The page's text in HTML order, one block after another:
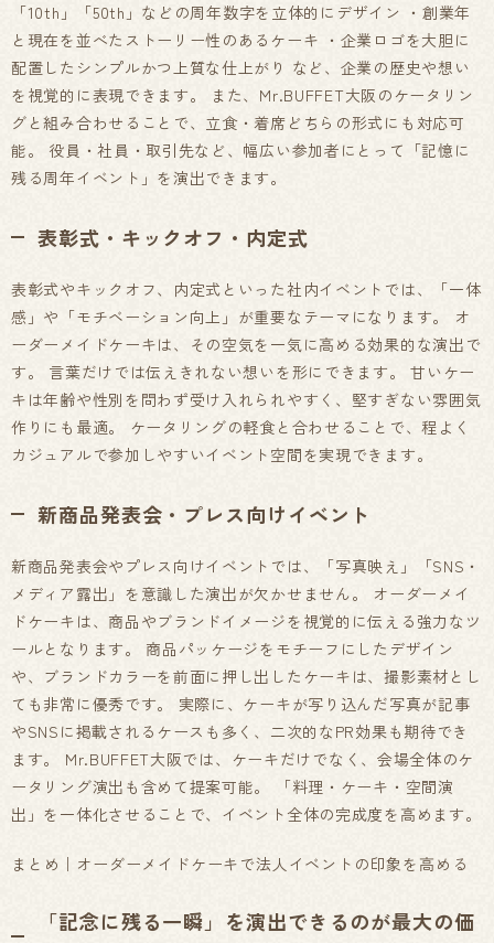
「10th」「50th」などの周年数字を立体的にデザイン ・創業年
と現在を並べたストーリー性のあるケーキ ・企業ロゴを大胆に
配置したシンプルかつ上質な仕上がり など、企業の歴史や想い
を視覚的に表現できます。 また、Mr.BUFFET大阪のケータリン
グと組み合わせることで、立食・着席どちらの形式にも対応可
能。 役員・社員・取引先など、幅広い参加者にとって「記憶に
残る周年イベント」を演出できます。
表彰式・キックオフ・内定式
表彰式やキックオフ、内定式といった社内イベントでは、「一体
感」や「モチベーション向上」が重要なテーマになります。 オ
ーダーメイドケーキは、その空気を一気に高める効果的な演出で
す。 言葉だけでは伝えきれない想いを形にできます。 甘いケー
キは年齢や性別を問わず受け入れられやすく、堅すぎない雰囲気
作りにも最適。 ケータリングの軽食と合わせることで、程よく
カジュアルで参加しやすいイベント空間を実現できます。
新商品発表会・プレス向けイベント
新商品発表会やプレス向けイベントでは、「写真映え」「SNS・
メディア露出」を意識した演出が欠かせません。 オーダーメイ
ドケーキは、商品やブランドイメージを視覚的に伝える強力なツ
ールとなります。 商品パッケージをモチーフにしたデザイン
や、ブランドカラーを前面に押し出したケーキは、撮影素材とし
ても非常に優秀です。 実際に、ケーキが写り込んだ写真が記事
やSNSに掲載されるケースも多く、二次的なPR効果も期待でき
ます。 Mr.BUFFET大阪では、ケーキだけでなく、会場全体のケ
ータリング演出も含めて提案可能。 「料理・ケーキ・空間演
出」を一体化させることで、イベント全体の完成度を高めます。
まとめ｜オーダーメイドケーキで法人イベントの印象を高める
「記念に残る一瞬」を演出できるのが最大の価